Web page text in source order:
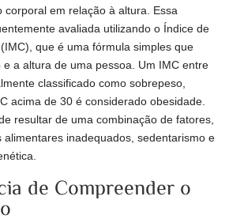
corporal em relação à altura. Essa
avaliada utilizando o Índice de
que é uma fórmula simples que
e a altura de uma pessoa. Um IMC entre
classificado como sobrepeso,
acima de 30 é considerado obesidade.
resultar de uma combinação de fatores,
alimentares inadequados, sedentarismo e
de Compreender o